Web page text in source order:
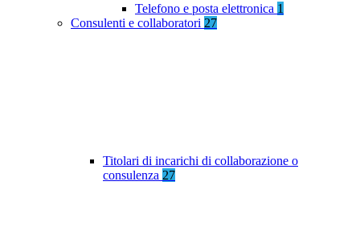
Telefono e posta elettronica 1
Consulenti e collaboratori 27
Titolari di incarichi di collaborazione o
consulenza 27